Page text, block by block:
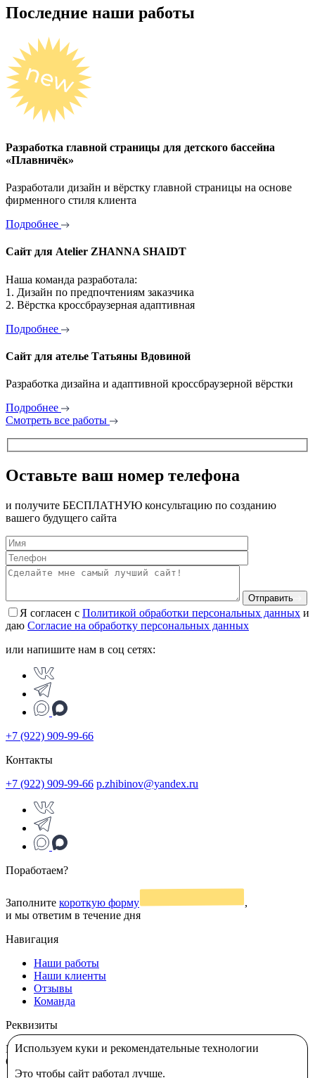
Последние наши работы
Разработка главной страницы для детского бассейна
«Плавничёк»
Разработали дизайн и вёрстку главной страницы на основе
фирменного стиля клиента
Подробнее
Сайт для Atelier ZHANNA SHAIDT
Наша команда разработала:
1. Дизайн по предпочтениям заказчика
2. Вёрстка кроссбраузерная адаптивная
Подробнее
Сайт для ателье Татьяны Вдовиной
Разработка дизайна и адаптивной кроссбраузерной вёрстки
Подробнее
Смотреть все работы
Оставьте ваш номер телефона
и получите БЕСПЛАТНУЮ консультацию по созданию
вашего будущего сайта
Отправить
Я согласен с Политикой обработки персональных данных и
даю Согласие на обработку персональных данных
или напишите нам в соц сетях:
+7 (922) 909-99-66
Контакты
+7 (922) 909-99-66 p.zhibinov@yandex.ru
Поработаем?
Заполните короткую форму
,
и мы ответим в течение дня
Навигация
Наши работы
Наши клиенты
Отзывы
Команда
Реквизиты
ИП Жибинов Павел Вадимович ИНН: 110313341216
ОГРНИП: 325430000024992
Используем куки и рекомендательные технологии
Это чтобы сайт работал лучше.